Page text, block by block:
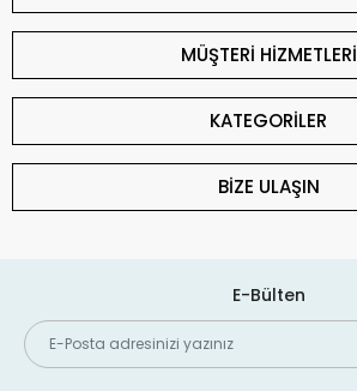
MÜŞTERİ HİZMETLERİ
KATEGORİLER
BİZE ULAŞIN
E-Bülten